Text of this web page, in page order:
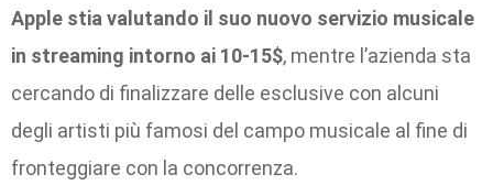
Apple stia valutando il suo nuovo servizio musicale
in streaming intorno ai 10-15$, mentre l’azienda sta
cercando di finalizzare delle esclusive con alcuni
degli artisti più famosi del campo musicale al fine di
fronteggiare con la concorrenza.